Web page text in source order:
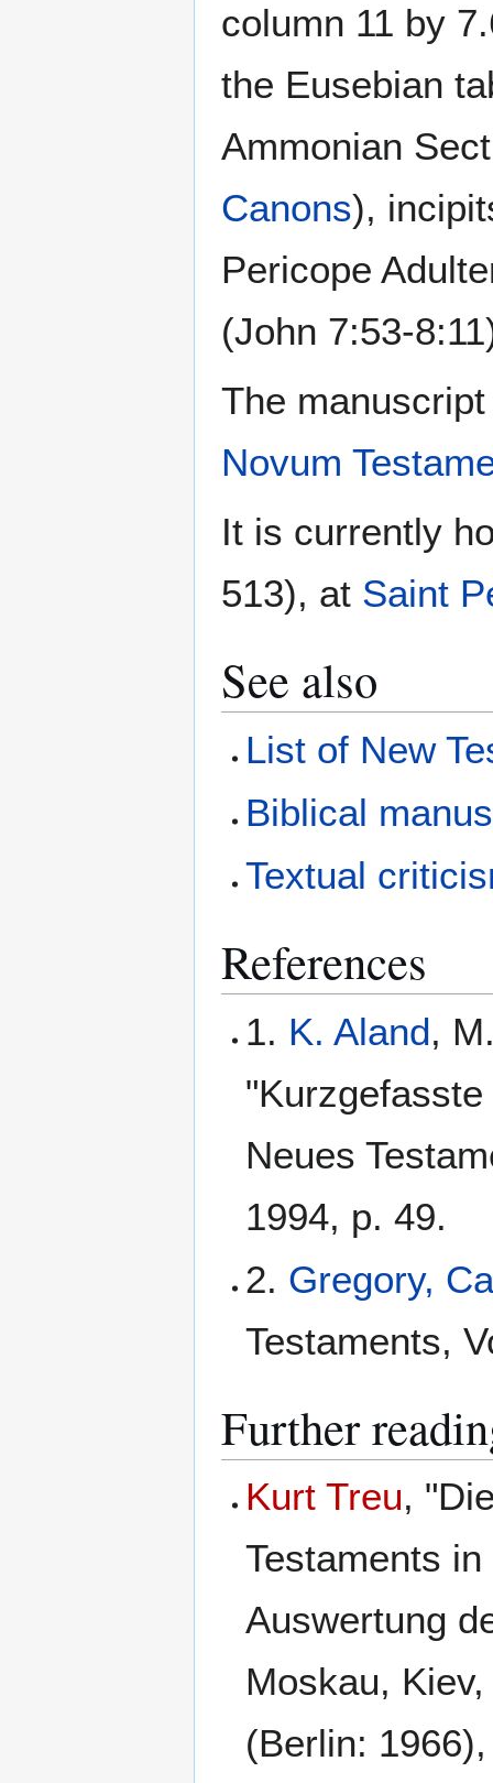
column 11 by
the Eusebian
Ammonian
Canons),
Pericope
(John 7:53-
The
Novum
It is currently
513), at Saint
See also
List of New
Biblical
Textual
References
1. K. Aland,
Neues
1994, p. 49.
2. Gregory,
Testaments,
Further
Kurt Treu,
Testaments
Auswertung
Moskau,
(Berlin: